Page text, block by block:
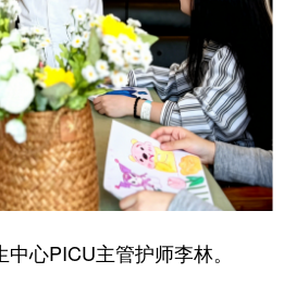
心PICU主管护师李林。